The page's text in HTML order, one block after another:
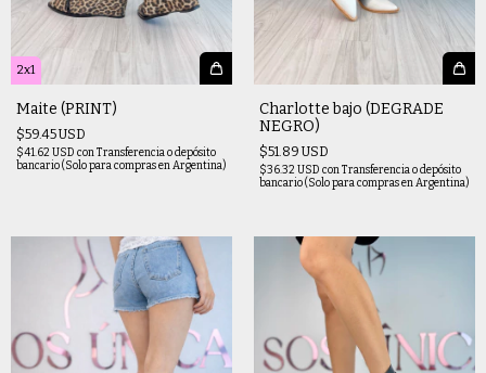
2x1
Maite (PRINT)
$59.45 USD
$41.62 USD conTransferencia o depósito
bancario (Solo para compras en Argentina)
Charlotte bajo (DEGRADE
NEGRO)
$51.89 USD
$36.32 USD conTransferencia o depósito
bancario (Solo para compras en Argentina)